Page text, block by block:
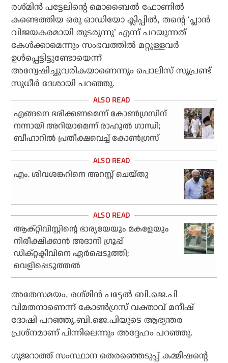
രശ്മിന്‍ പട്ടേലിന്റെ മൊബൈല്‍ ഫോണില്‍
കണ്ടെത്തിയ ഒരു ഓഡിയോ ക്ലിപ്പില്‍, തന്റെ ‘പ്ലാന്‍
വിജയകരമായി തുടരുന്നു’ എന്ന് പറയുന്നത്
കേള്‍ക്കാമെന്നും സംഭവത്തില്‍ മറ്റുള്ളവര്‍
ഉള്‍പ്പെട്ടിട്ടുണ്ടോയെന്ന്
അന്വേഷിച്ചുവരികയാണെന്നും പൊലീസ് സൂപ്രണ്ട്
സുധീര്‍ ദേശായി പറഞ്ഞു.
എങ്ങനെ ഭരിക്കണമെന്ന് കോണ്‍ഗ്രസിന്
നന്നായി അറിയാമെന്ന് രാഹുല്‍ ഗാന്ധി;
ബീഹാറില്‍ പ്രതീക്ഷവെച്ച് കോണ്‍ഗ്രസ്
എം. ശിവശങ്കറിനെ അറസ്റ്റ് ചെയ്തു
ആക്റ്റിവിസ്റ്റിന്റെ ഭാര്യയേയും മകളേയും
നിരീക്ഷിക്കാന്‍ അദാനി ഗ്രൂപ്പ്
ഡിക്റ്റക്ടീവിനെ ഏര്‍പ്പെടുത്തി;
വെളിപ്പെടുത്തല്‍
അതേസമയം, രശ്മിന്‍ പട്ടേല്‍ ബി.ജെ.പി
വിമതനാണെന്ന് കോണ്‍ഗ്രസ് വക്താവ് മനീഷ്
ദോഷി പറഞ്ഞു.ബി.ജെ.പിയുടെ ആഭ്യന്തര
പ്രശ്നമാണ് പിന്നിലെന്നും അദ്ദേഹം പറഞ്ഞു.
ഗുജറാത്ത് സംസ്ഥാന തെരഞ്ഞെടുപ്പ് കമ്മീഷന്റെ